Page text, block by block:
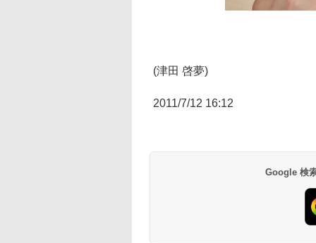
(津田 啓夢)
2011/7/12 16:12
Google 検